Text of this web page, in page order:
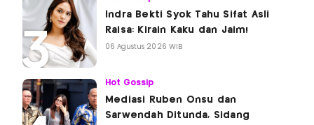
Indra Bekti Syok Tahu Sifat Asli
Raisa: Kirain Kaku dan Jaim!
06 Agustus 2026 WIB
Hot Gossip
Mediasi Ruben Onsu dan
Sarwendah Ditunda, Sidang